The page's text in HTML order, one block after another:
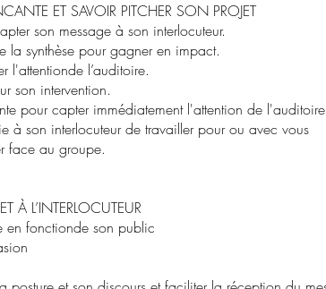
ET SAVOIR PITCHER SON PROJET
son message à son interlocuteur.
la synthèse pour gagner en impact.
l'attentionde l’auditoire.
son intervention.
pour capter immédiatement l'attention de
à son interlocuteur de travailler pour ou avec vous
face au groupe.
À L’INTERLOCUTEUR
en fonctionde son public